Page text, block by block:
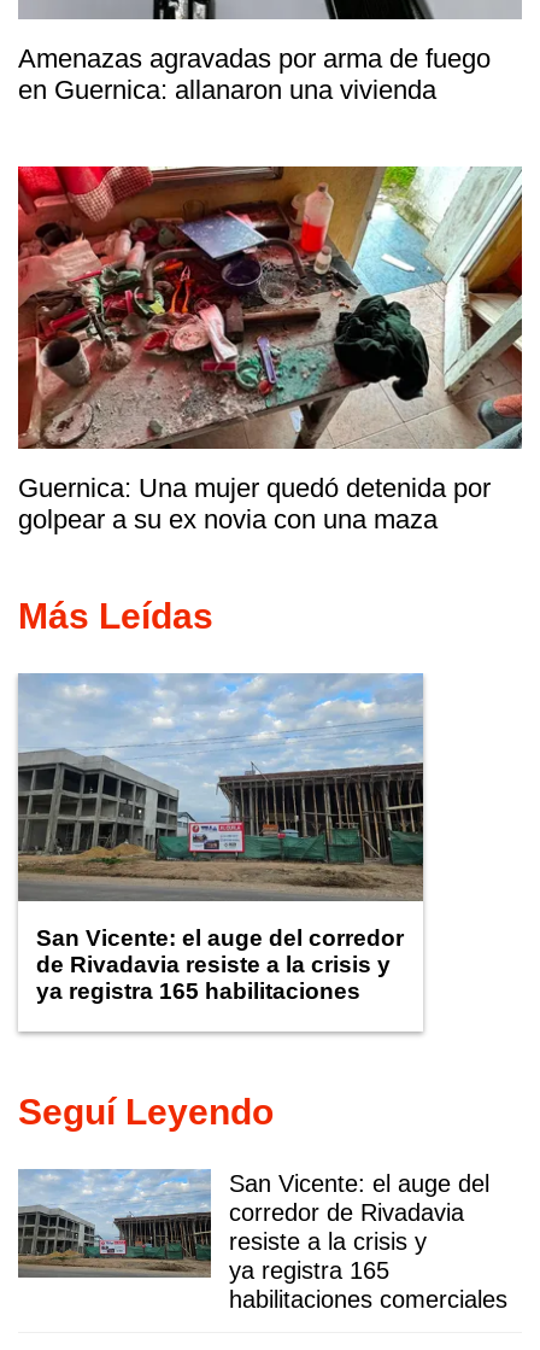
Amenazas agravadas por arma de fuego
en Guernica: allanaron una vivienda
Guernica: Una mujer quedó detenida por
golpear a su ex novia con una maza
Más Leídas
San Vicente: el auge del corredor
de Rivadavia resiste a la crisis y
ya registra 165 habilitaciones
Seguí Leyendo
San Vicente: el auge del
corredor de Rivadavia
resiste a la crisis y
ya registra 165
habilitaciones comerciales